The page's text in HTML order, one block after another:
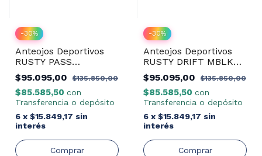
-30%
Anteojos Deportivos
RUSTY PASS
MBLUE/REVO GREEN
$95.095,00 $135.850,00
$85.585,50 con
Transferencia o depósito
6 x $15.849,17 sin
interés
-30%
Anteojos Deportivos
RUSTY DRIFT MBLK
REVO RED
$95.095,00 $135.850,00
$85.585,50 con
Transferencia o depósito
6 x $15.849,17 sin
interés